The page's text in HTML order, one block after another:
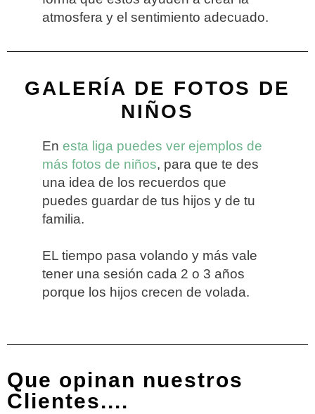
atmosfera y el sentimiento adecuado.
GALERÍA DE FOTOS DE
NIÑOS
En esta liga puedes ver ejemplos de
más fotos de niños, para que te des
una idea de los recuerdos que
puedes guardar de tus hijos y de tu
familia.
EL tiempo pasa volando y más vale
tener una sesión cada 2 o 3 años
porque los hijos crecen de volada.
Que opinan nuestros
Clientes....